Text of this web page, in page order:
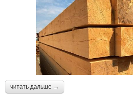
читать дальше →